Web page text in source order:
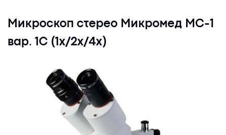
Микроскоп стерео Микромед MC-1
вар. 1С (1х/2х/4x)